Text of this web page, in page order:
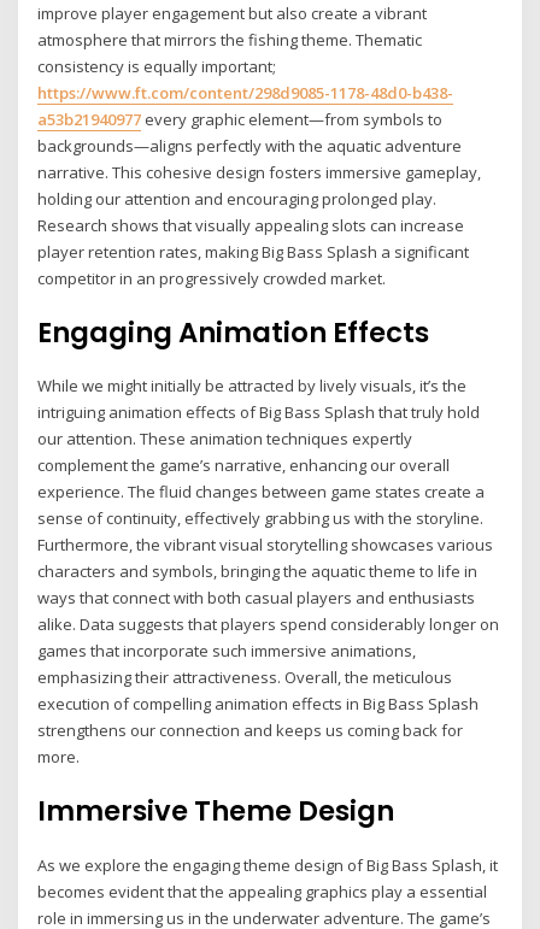
improve player engagement but also create a vibrant
atmosphere that mirrors the fishing theme. Thematic
consistency is equally important;
https://www.ft.com/content/298d9085-1178-48d0-b438-
a53b21940977 every graphic element—from symbols to
backgrounds—aligns perfectly with the aquatic adventure
narrative. This cohesive design fosters immersive gameplay,
holding our attention and encouraging prolonged play.
Research shows that visually appealing slots can increase
player retention rates, making Big Bass Splash a significant
competitor in an progressively crowded market.
Engaging Animation Effects
While we might initially be attracted by lively visuals, it’s the
intriguing animation effects of Big Bass Splash that truly hold
our attention. These animation techniques expertly
complement the game’s narrative, enhancing our overall
experience. The fluid changes between game states create a
sense of continuity, effectively grabbing us with the storyline.
Furthermore, the vibrant visual storytelling showcases various
characters and symbols, bringing the aquatic theme to life in
ways that connect with both casual players and enthusiasts
alike. Data suggests that players spend considerably longer on
games that incorporate such immersive animations,
emphasizing their attractiveness. Overall, the meticulous
execution of compelling animation effects in Big Bass Splash
strengthens our connection and keeps us coming back for
more.
Immersive Theme Design
As we explore the engaging theme design of Big Bass Splash, it
becomes evident that the appealing graphics play a essential
role in immersing us in the underwater adventure. The game’s